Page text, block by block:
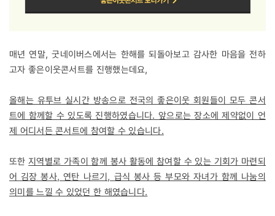
매년 연말, 굿네이버스에서는 한해를 되돌아보고 감사한 마음을 전하
고자 좋은이웃콘서트를 진행했는데요,
올해는 유투브 실시간 방송으로 전국의 좋은이웃 회원들이 모두 콘서
트에 함께할 수 있도록 진행하였습니다. 앞으로는 장소에 제약없이 언
제 어디서든 콘서트에 참여할 수 있습니다.
또한지역별로 가족이 함께 봉사 활동에 참여할 수 있는 기회가 마련되
어 김장 봉사, 연탄 나르기, 급식 봉사 등 부모와 자녀가 함께 나눔의
의미를 느낄 수 있었던 한 해였습니다.